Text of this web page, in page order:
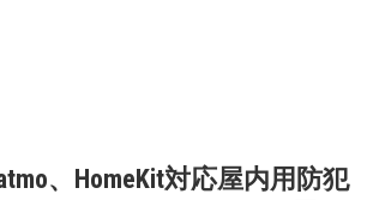
、HomeKit対応屋内用防犯